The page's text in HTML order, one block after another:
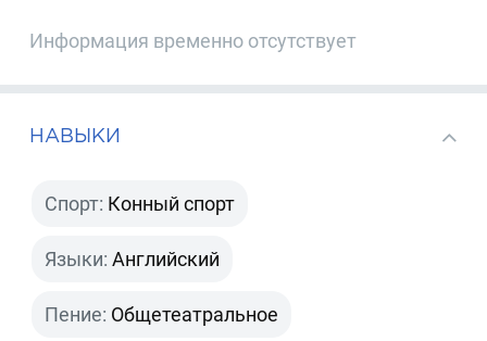
Информация временно отсутствует
НАВЫКИ
Спорт: Конный спорт
Языки: Английский
Пение: Общетеатральное